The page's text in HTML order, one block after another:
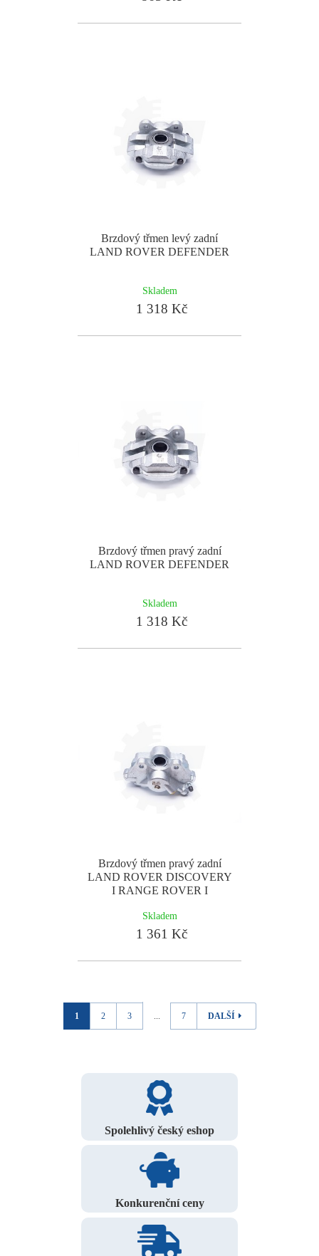
Brzdový třmen levý zadní
LAND ROVER DEFENDER
Skladem
1 318 Kč
Brzdový třmen pravý zadní
LAND ROVER DEFENDER
Skladem
1 318 Kč
Brzdový třmen pravý zadní
LAND ROVER DISCOVERY
I RANGE ROVER I
Skladem
1 361 Kč
1 2 3 ... 7 DALŠÍ
Spolehlivý český eshop
Konkurenční ceny